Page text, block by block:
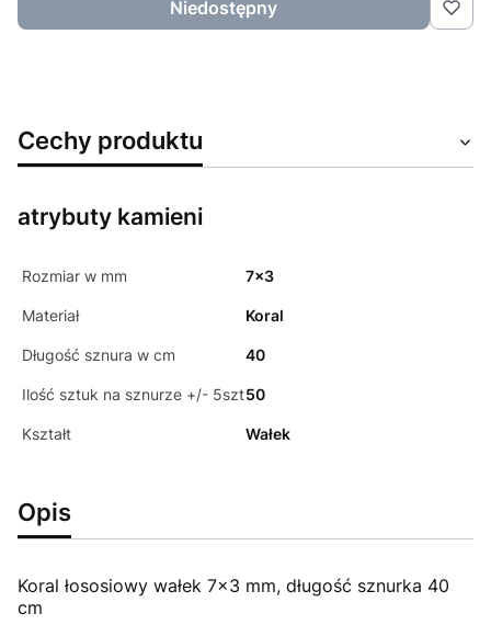
Niedostępny
Cechy produktu
atrybuty kamieni
Rozmiar w mm 7x3
Materiał Koral
Długość sznura w cm 40
Ilość sztuk na sznurze +/- 5szt50
Kształt Wałek
Opis
Koral łososiowy wałek 7x3 mm, długość sznurka 40
cm